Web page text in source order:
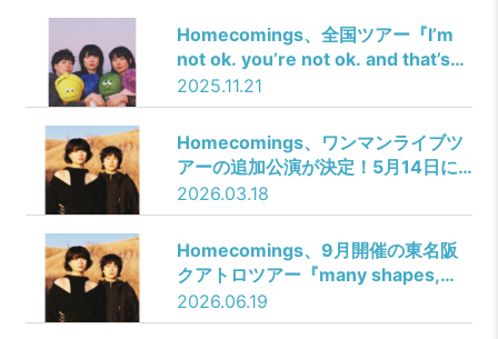
Homecomings、全国ツアー『I’m
not ok. you’re not ok. and that’s
ok.』開催決定！
2025.11.21
Homecomings、ワンマンライブツ
アーの追加公演が決定！5月14日に
東京・新代田FEVERにて開催
2026.03.18
Homecomings、9月開催の東名阪
クアトロツアー『many shapes,
many echoes』対バンゲストを発
表！
2026.06.19